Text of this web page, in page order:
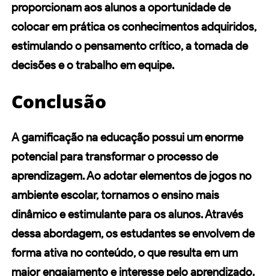
proporcionam aos alunos a oportunidade de
colocar em prática os conhecimentos adquiridos,
estimulando o pensamento crítico, a tomada de
decisões e o trabalho em equipe.
Conclusão
A gamificação na educação possui um enorme
potencial para transformar o processo de
aprendizagem. Ao adotar elementos de jogos no
ambiente escolar, tornamos o ensino mais
dinâmico e estimulante para os alunos. Através
dessa abordagem, os estudantes se envolvem de
forma ativa no conteúdo, o que resulta em um
maior engajamento e interesse pelo aprendizado.